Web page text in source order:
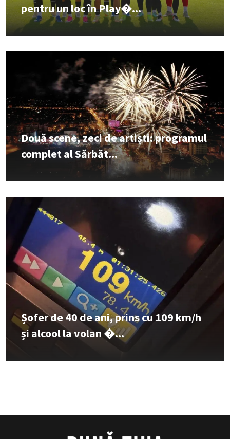
pentru un loc în Play�...
Două scene, zeci de artiști: programul
complet al Sărbăt...
Șofer de 40 de ani, prins cu 109 km/h
și alcool la volan �...